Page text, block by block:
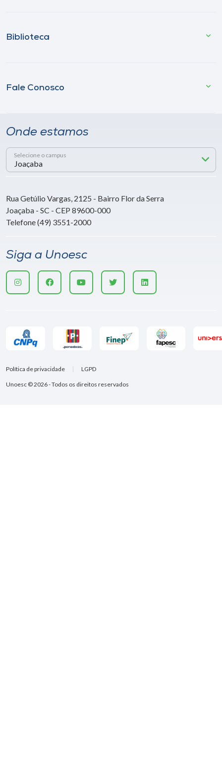
Biblioteca
Fale Conosco
Onde estamos
Selecione o campus
Rua Getúlio Vargas, 2125 - Bairro Flor da Serra
Joaçaba - SC - CEP 89600-000
Telefone (49) 3551-2000
Siga a Unoesc
Unoesc © 2026 - Todos os direitos reservados
Política de privacidade LGPD